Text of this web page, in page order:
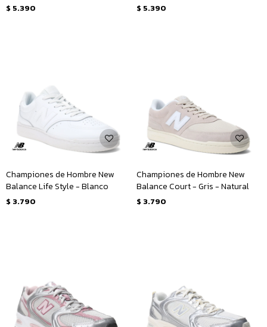
Blanco
$ 5.390 $ 5.390
Championes de Hombre New
Balance Life Style - Blanco
$ 3.790
Championes de Hombre New
Balance Court - Gris - Natural
$ 3.790